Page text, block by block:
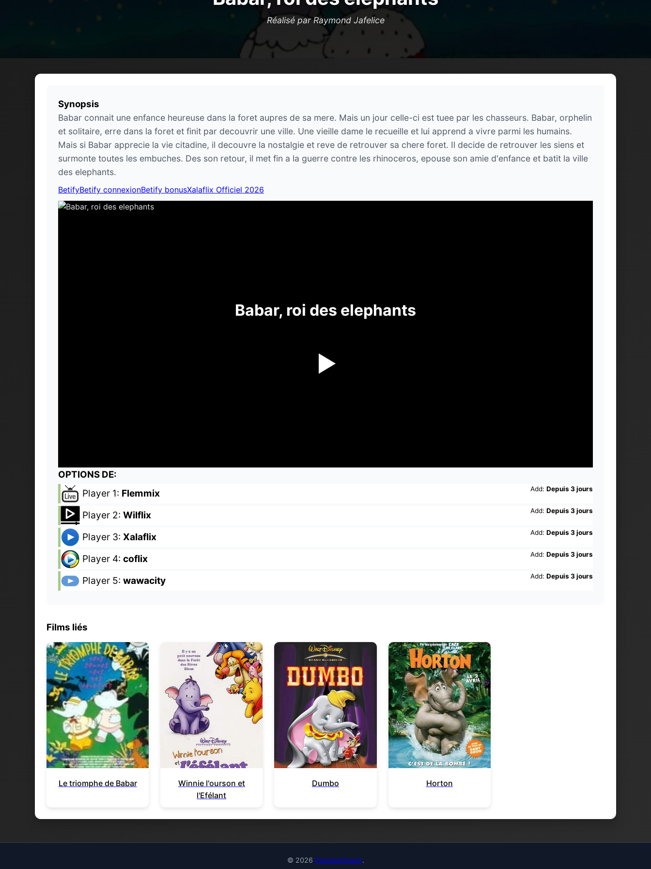
Réalisé par Raymond Jafelice
Synopsis
Babar connait une enfance heureuse dans la foret aupres de sa mere. Mais un jour celle-ci est tuee par les chasseurs. Babar, orphelin
et solitaire, erre dans la foret et finit par decouvrir une ville. Une vieille dame le recueille et lui apprend a vivre parmi les humains.
Mais si Babar apprecie la vie citadine, il decouvre la nostalgie et reve de retrouver sa chere foret. Il decide de retrouver les siens et
surmonte toutes les embuches. Des son retour, il met fin a la guerre contre les rhinoceros, epouse son amie d'enfance et batit la ville
des elephants.
BetifyBetify connexionBetify bonusXalaflix Officiel 2026
Babar, roi des elephants
OPTIONS DE:
Player 1: Flemmix Add: Depuis 3 jours
Player 2: Wilflix Add: Depuis 3 jours
Player 3: Xalaflix Add: Depuis 3 jours
Player 4: coflix Add: Depuis 3 jours
Player 5: wawacity Add: Depuis 3 jours
Films liés
Le triomphe de Babar
Winnie l'ourson et
l'Efélant
Dumbo Horton
© 2026 Papadustream.